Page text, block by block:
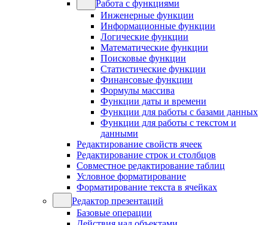
Работа с функциями
Инженерные функции
Информационные функции
Логические функции
Математические функции
Поисковые функции
Статистические функции
Финансовые функции
Формулы массива
Функции даты и времени
Функции для работы с базами данных
Функции для работы с текстом и
данными
Редактирование свойств ячеек
Редактирование строк и столбцов
Совместное редактирование таблиц
Условное форматирование
Форматирование текста в ячейках
Редактор презентаций
Базовые операции